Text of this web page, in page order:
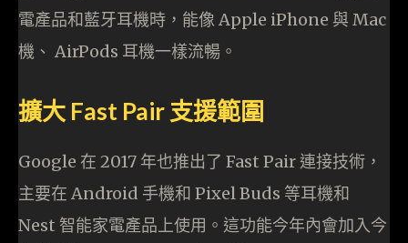
電產品和藍牙耳機時，能像 Apple iPhone 與 Mac
機、 AirPods 耳機一樣流暢。
擴大 Fast Pair 支援範圍
Google 在 2017 年也推出了 Fast Pair 連接技術，
主要在 Android 手機和 Pixel Buds 等耳機和
Nest 智能家電產品上使用。這功能今年內會加入今